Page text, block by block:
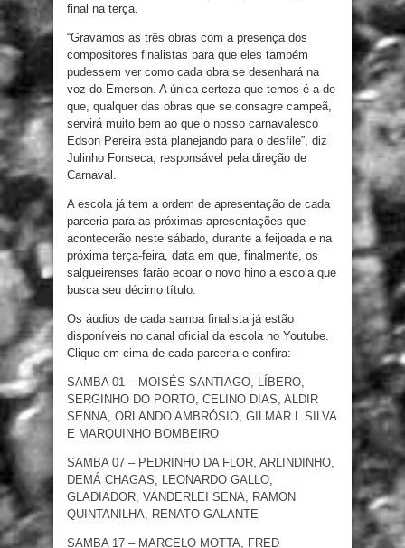
final na terça.
“Gravamos as três obras com a presença dos
compositores finalistas para que eles também
pudessem ver como cada obra se desenhará na
voz do Emerson. A única certeza que temos é a de
que, qualquer das obras que se consagre campeã,
servirá muito bem ao que o nosso carnavalesco
Edson Pereira está planejando para o desfile”, diz
Julinho Fonseca, responsável pela direção de
Carnaval.
A escola já tem a ordem de apresentação de cada
parceria para as próximas apresentações que
acontecerão neste sábado, durante a feijoada e na
próxima terça-feira, data em que, finalmente, os
salgueirenses farão ecoar o novo hino a escola que
busca seu décimo título.
Os áudios de cada samba finalista já estão
disponíveis no canal oficial da escola no Youtube.
Clique em cima de cada parceria e confira:
SAMBA 01 – MOISÉS SANTIAGO, LÍBERO,
SERGINHO DO PORTO, CELINO DIAS, ALDIR
SENNA, ORLANDO AMBRÓSIO, GILMAR L SILVA
E MARQUINHO BOMBEIRO
SAMBA 07 – PEDRINHO DA FLOR, ARLINDINHO,
DEMÁ CHAGAS, LEONARDO GALLO,
GLADIADOR, VANDERLEI SENA, RAMON
QUINTANILHA, RENATO GALANTE
SAMBA 17 – MARCELO MOTTA, FRED